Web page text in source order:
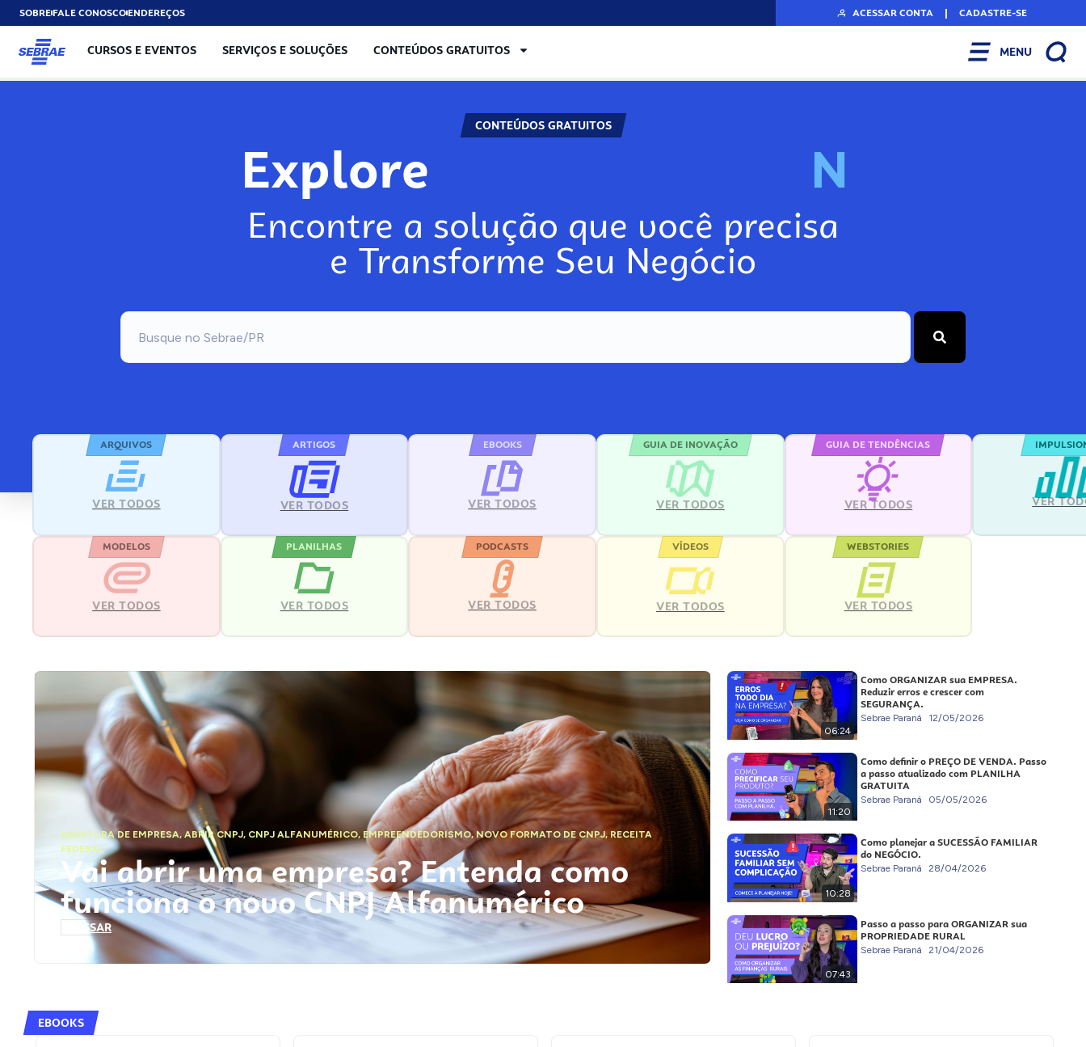
SOBREFALE CONOSCOENDEREÇOS ACESSAR CONTA | CADASTRE-SE
CURSOS E EVENTOS SERVIÇOS E SOLUÇÕES CONTEÚDOS GRATUITOS MENU
CONTEÚDOS GRATUITOS
Explore No
Encontre a solução que você precisa
e Transforme Seu Negócio
ARQUIVOS
VER TODOS
ARTIGOS
VER TODOS
EBOOKS
VER TODOS
GUIA DE INOVAÇÃO
VER TODOS
GUIA DE TENDÊNCIAS
VER TODOS VER
MODELOS
VER TODOS
PLANILHAS
VER TODOS
PODCASTS
VER TODOS
VÍDEOS
VER TODOS
WEBSTORIES
VER TODOS
ABERTURA DE EMPRESA,ABRIR CNPJ, CNPJ ALFANUMÉRICO, EMPREENDEDORISMO,NOVO FORMATO DE CNPJ,RECEITA
FEDERAL
Vai abrir uma empresa? Entenda como
funciona o novo CNPJ Alfanumérico
ACESSAR
06:24
Como ORGANIZAR sua EMPRESA.
Reduzir erros e crescer com
SEGURANÇA.
Sebrae Paraná 12/05/2026
11:20
Como definir o PREÇO DE VENDA. Passo
a passo atualizado com PLANILHA
GRATUITA
Sebrae Paraná 05/05/2026
10:28
Como planejar a SUCESSÃO FAMILIAR
do NEGÓCIO.
Sebrae Paraná 28/04/2026
07:43
Passo a passo para ORGANIZAR sua
PROPRIEDADE RURAL
Sebrae Paraná 21/04/2026
EBOOKS